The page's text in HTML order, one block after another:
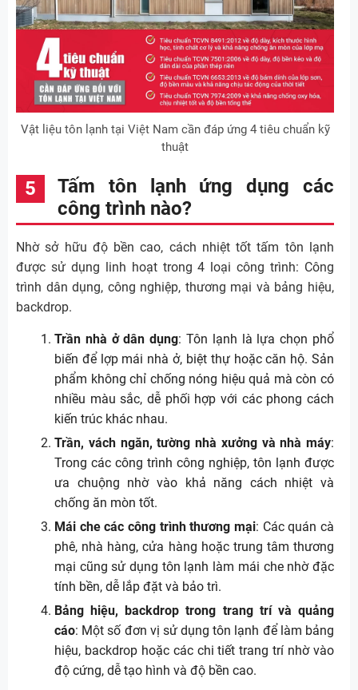
Vật liệu tôn lạnh tại Việt Nam cần đáp ứng 4 tiêu chuẩn kỹ
thuật
Tấm tôn lạnh ứng dụng các
công trình nào?
Nhờ sở hữu độ bền cao, cách nhiệt tốt tấm tôn lạnh
được sử dụng linh hoạt trong 4 loại công trình: Công
trình dân dụng, công nghiệp, thương mại và bảng hiệu,
backdrop.
Trần nhà ở dân dụng: Tôn lạnh là lựa chọn phổ
biến để lợp mái nhà ở, biệt thự hoặc căn hộ. Sản
phẩm không chỉ chống nóng hiệu quả mà còn có
nhiều màu sắc, dễ phối hợp với các phong cách
kiến trúc khác nhau.
Trần, vách ngăn, tường nhà xưởng và nhà máy:
Trong các công trình công nghiệp, tôn lạnh được
ưa chuộng nhờ vào khả năng cách nhiệt và
chống ăn mòn tốt.
Mái che các công trình thương mại: Các quán cà
phê, nhà hàng, cửa hàng hoặc trung tâm thương
mại cũng sử dụng tôn lạnh làm mái che nhờ đặc
tính bền, dễ lắp đặt và bảo trì.
Bảng hiệu, backdrop trong trang trí và quảng
cáo: Một số đơn vị sử dụng tôn lạnh để làm bảng
hiệu, backdrop hoặc các chi tiết trang trí nhờ vào
độ cứng, dễ tạo hình và độ bền cao.